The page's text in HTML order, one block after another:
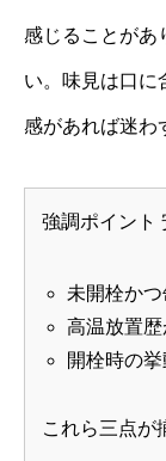
感じることがあ
い。味見は口に
感があれば迷わ
強調ポイント
未開栓か
高温放置
開栓時の
これら三点が